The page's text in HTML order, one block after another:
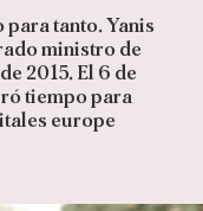
para tanto. Yanis
ministro de
2015. El 6 de
tiempo para
europe